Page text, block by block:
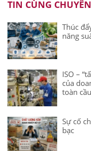
TIN CÙNG
Thúc
năng
ISO –
của
toàn cầu
Sự cố
bạc